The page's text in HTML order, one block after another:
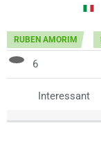
RUBEN AMORIM
6
Interessant